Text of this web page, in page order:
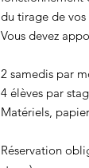
du tirage de
Vous devez
2 samedis par
4 élèves par
Matériels,
Réservation